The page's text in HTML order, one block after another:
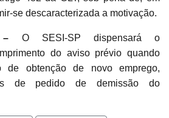
se descaracterizada a motivação.
– O SESI-SP dispensará o
do aviso prévio quando
de obtenção de novo emprego,
de pedido de demissão do